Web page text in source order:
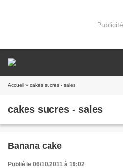
Publicité
Accueil » cakes sucres - sales
cakes sucres - sales
Banana cake
Publié le 06/10/2011 à 19:02